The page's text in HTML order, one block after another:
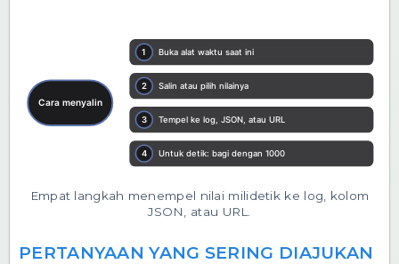
Empat langkah menempel nilai milidetik ke log, kolom
JSON, atau URL.
PERTANYAAN YANG SERING DIAJUKAN